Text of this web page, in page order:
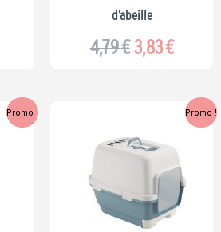
d’abeille
4,79€ 3,83€
Promo !
Le
Promo !
prix
initial
était :
35,99 €.
Le
est :